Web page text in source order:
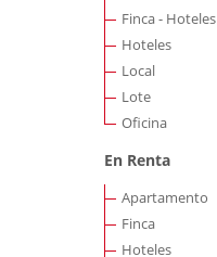
Finca - Hoteles
Hoteles
Local
Lote
Oficina
En Renta
Apartamento
Finca
Hoteles